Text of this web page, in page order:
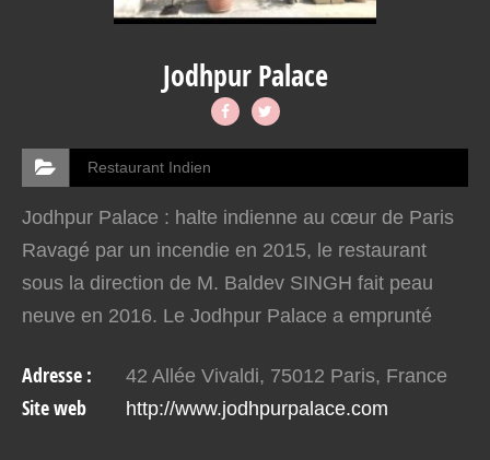
Jodhpur Palace
Restaurant Indien
Jodhpur Palace : halte indienne au cœur de Paris
Ravagé par un incendie en 2015, le restaurant
sous la direction de M. Baldev SINGH fait peau
neuve en 2016. Le Jodhpur Palace a emprunté
restaurant…
Adresse : 42 Allée Vivaldi, 75012 Paris, France
Site web http://www.jodhpurpalace.com